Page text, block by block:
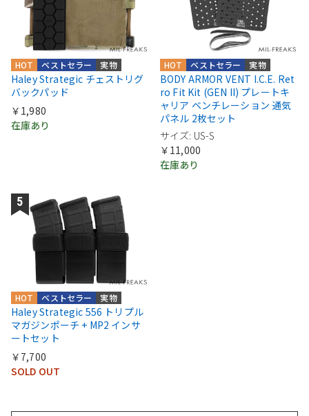
実物
ベストセラー
HOT
Haley Strategic チェストリグ
バックパッド
￥1,980
在庫あり
実物
ベストセラー
HOT
BODY ARMOR VENT I.C.E. Ret
ro Fit Kit (GEN II) プレートキ
ャリア ベンチレーション 通気
パネル 2枚セット
サイズ: US-S
￥11,000
在庫あり
実物
ベストセラー
HOT
Haley Strategic 556 トリプル
マガジンポーチ + MP2 インサ
ートセット
￥7,700
SOLD OUT